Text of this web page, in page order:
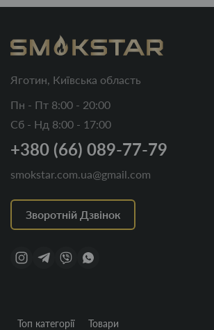
Яготин, Київська область
Пн - Пт 8:00 - 20:00
Сб - Нд 8:00 - 17:00
+380 (66) 089-77-79
smokstar.com.ua@gmail.com
Зворотній Дзвінок
Топ категорії Товари